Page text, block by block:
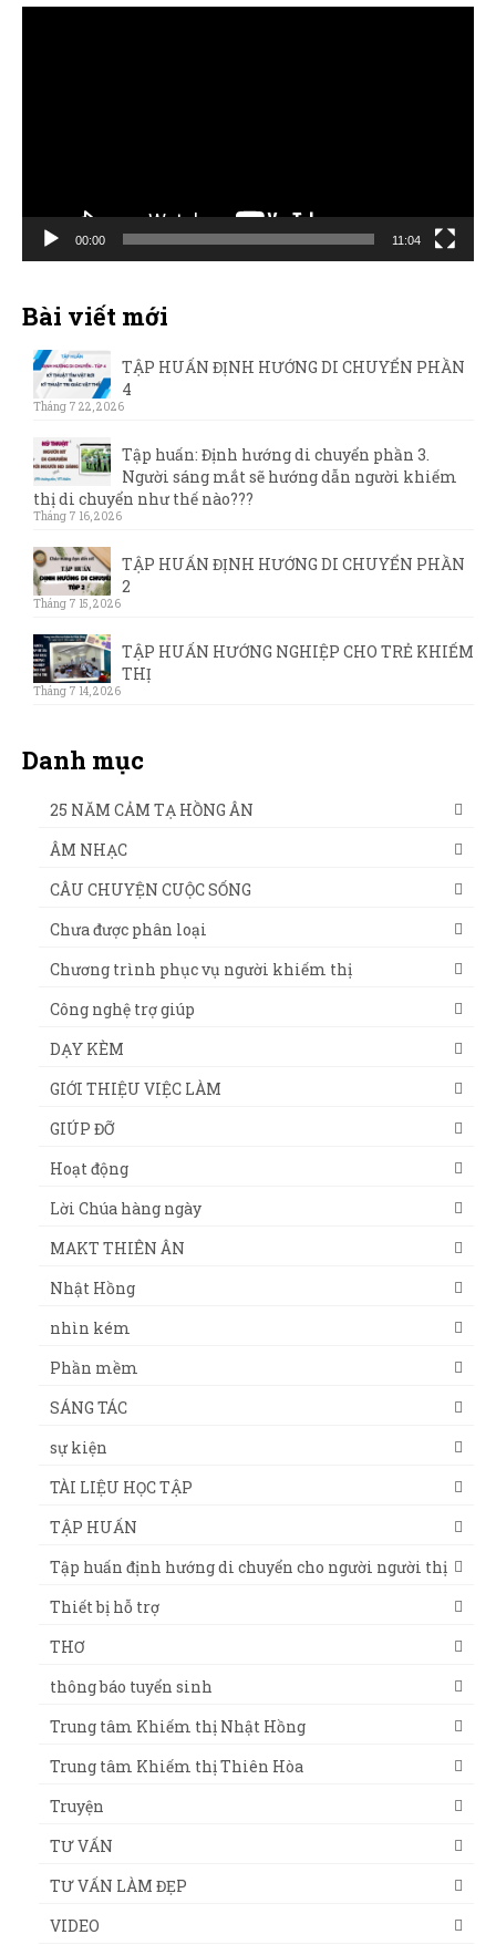
00:00 11:04
Bài viết mới
TẬP HUẤN ĐỊNH HƯỚNG DI CHUYỂN PHẦN
4
Tháng 7 22, 2026
Tập huấn: Định hướng di chuyển phần 3.
Người sáng mắt sẽ hướng dẫn người khiếm
thị di chuyển như thế nào???
Tháng 7 16, 2026
TẬP HUẤN ĐỊNH HƯỚNG DI CHUYỂN PHẦN
2
Tháng 7 15, 2026
TẬP HUẤN HƯỚNG NGHIỆP CHO TRẺ KHIẾM
THỊ
Tháng 7 14, 2026
Danh mục
25 NĂM CẢM TẠ HỒNG ÂN
ÂM NHẠC
CÂU CHUYỆN CUỘC SỐNG
Chưa được phân loại
Chương trình phục vụ người khiếm thị
Công nghệ trợ giúp
DẠY KÈM
GIỚI THIỆU VIỆC LÀM
GIÚP ĐỠ
Hoạt động
Lời Chúa hàng ngày
MAKT THIÊN ÂN
Nhật Hồng
nhìn kém
Phần mềm
SÁNG TÁC
sự kiện
TÀI LIỆU HỌC TẬP
TẬP HUẤN
Tập huấn định hướng di chuyển cho người người thị
Thiết bị hỗ trợ
THƠ
thông báo tuyển sinh
Trung tâm Khiếm thị Nhật Hồng
Trung tâm Khiếm thị Thiên Hòa
Truyện
TƯ VẤN
TƯ VẤN LÀM ĐẸP
VIDEO